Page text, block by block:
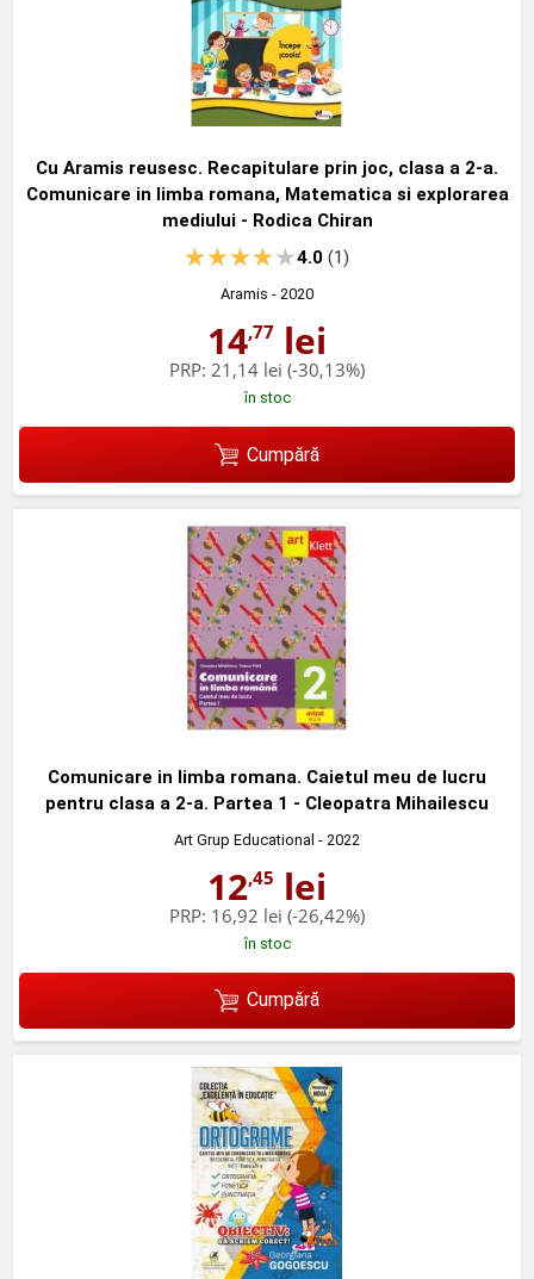
Cu Aramis reusesc. Recapitulare prin joc, clasa a 2-a.
Comunicare in limba romana, Matematica si explorarea
mediului - Rodica Chiran
4.0(1)
Aramis - 2020
14,77 lei
PRP: 21,14 lei (-30,13%)
în stoc
Cumpără
Comunicare in limba romana. Caietul meu de lucru
pentru clasa a 2-a. Partea 1 - Cleopatra Mihailescu
Art Grup Educational - 2022
12,45 lei
PRP: 16,92 lei (-26,42%)
în stoc
Cumpără